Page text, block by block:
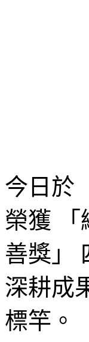
今日於
榮獲 「
善獎」
深耕成
標竿。